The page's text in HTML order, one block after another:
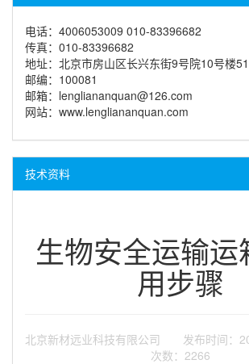
电话：4006053009 010-83396682
传真：010-83396682
地址：北京市房山区长兴东街9号院10号楼
邮编：100081
邮箱：lengliananquan@126.com
网站：www.lengliananquan.com
技术资料
生物安全运输运
用步骤
北京新材远业科技有限公司 发布时间
次数：2266